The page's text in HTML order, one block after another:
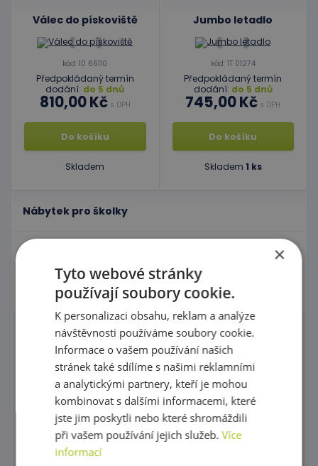
Nábytek pro školky
Hračky - Tematika
Domečky pro panenky a příslušenství
Zahrajme si divadlo s maňásky!
Maňásci
Kornoutové loutky
Válec do pískoviště
kód: 10 66110
Předpokládaný termín
dodání: do 5 dnů
810,00 Kčs DPH
Do košíku
Skladem
Jumbo letadlo
kód: 1T 01274
Předpokládaný termín
dodání: do 5 dnů
745,00 Kč s DPH
Do košíku
Skladem 1 ks
×
Tyto webové stránky
používají soubory cookie.
K personalizaci obsahu, reklam a analýze
návštěvnosti používáme soubory cookie.
Informace o vašem používání našich
stránek také sdílíme s našimi reklamními
a analytickými partnery, kteří je mohou
kombinovat s dalšími informacemi, které
jste jim poskytli nebo které shromáždili
při vašem používání jejich služeb.Více
informací